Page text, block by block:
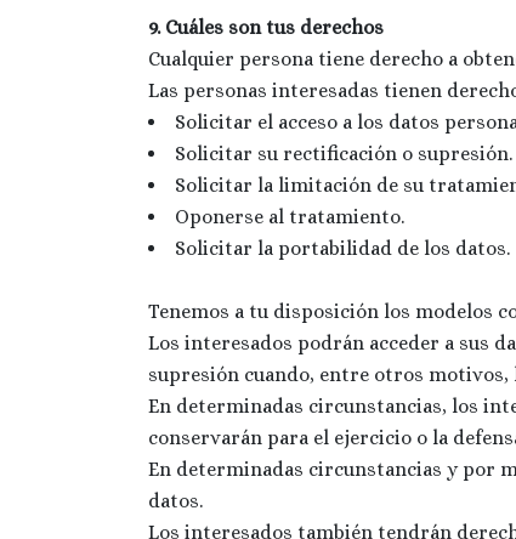
9. Cuáles son tus derechos
Cualquier persona tiene derecho a
Las personas interesadas tienen
Solicitar el acceso a los datos
Solicitar su rectificación o supresión.
Solicitar la limitación de su
Oponerse al tratamiento.
Solicitar la portabilidad de los datos.
Tenemos a tu disposición los modelos
Los interesados podrán acceder a sus
supresión cuando, entre otros motivos,
En determinadas circunstancias, los
conservarán para el ejercicio o la
En determinadas circunstancias y por
datos.
Los interesados también tendrán